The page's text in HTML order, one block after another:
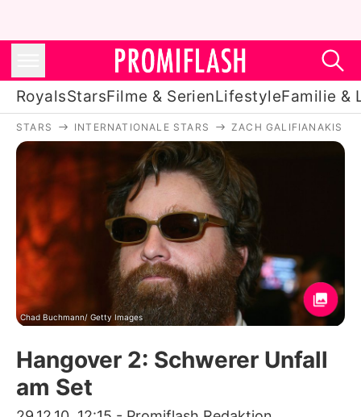
RoyalsStarsFilme & SerienLifestyleFamilie &
Royals
Stars
Filme & Serien
Lifestyle
Familie & Liebe
Promiflash Exklusiv
Alle Themen auf Promiflash
STARS INTERNATIONALE STARS ZACH GALIFIANAKIS
Chad Buchmann/ Getty Images
Hangover 2: Schwerer Unfall
am Set